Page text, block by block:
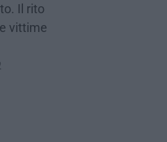
Il rito
vittime